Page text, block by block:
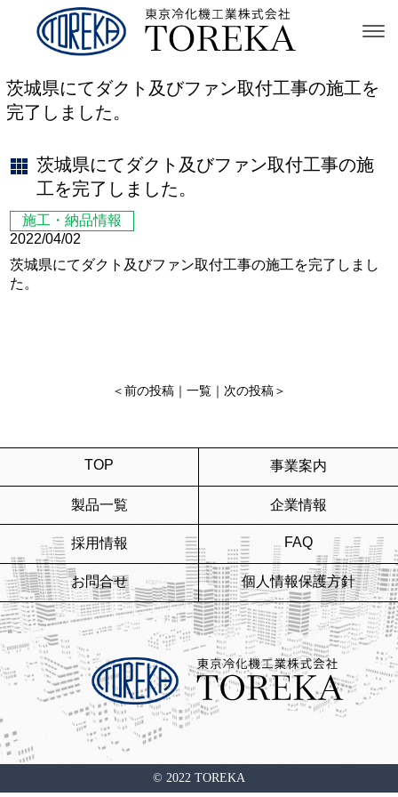
茨城県にてダクト及びファン取付工事の施工を
完了しました。
茨城県にてダクト及びファン取付工事の施
工を完了しました。
施工・納品情報
2022/04/02
茨城県にてダクト及びファン取付工事の施工を完了しまし
た。
＜ 前の投稿 一覧 次の投稿 ＞
TOP 事業案内
製品一覧 企業情報
採用情報 FAQ
お問合せ 個人情報保護方針
© 2022 TOREKA